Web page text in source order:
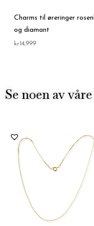
Charms til øreringer
og diamant
kr14,999
Se noen av